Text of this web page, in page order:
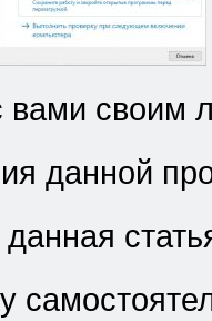
вами
данной